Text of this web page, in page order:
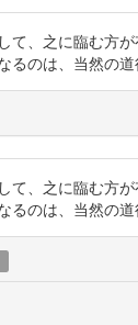
、之に臨む方
るのは、当然の
、之に臨む方
るのは、当然の